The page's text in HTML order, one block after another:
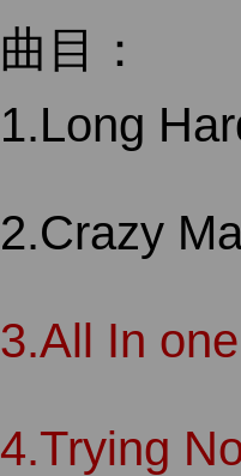
曲目：
1.Long
2.Crazy
3.All In
4.Trying